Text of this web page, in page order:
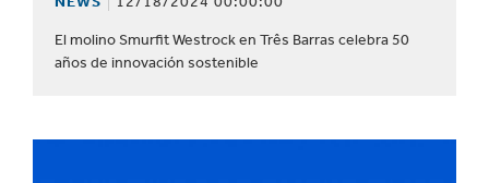
El molino Smurfit Westrock en Três Barras celebra 50
años de innovación sostenible